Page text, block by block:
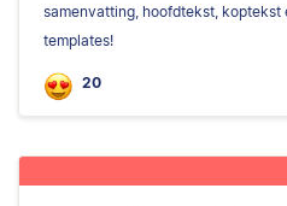
samenvatting, hoofdtekst, koptekst
templates!
20